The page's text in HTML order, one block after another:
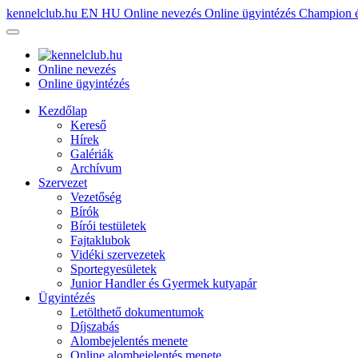
kennelclub.hu EN HU Online nevezés Online ügyintézés Champion
Online nevezés
Online ügyintézés
Kezdőlap
Kereső
Hírek
Galériák
Archívum
Szervezet
Vezetőség
Bírók
Bírói testületek
Fajtaklubok
Vidéki szervezetek
Sportegyesületek
Junior Handler és Gyermek kutyapár
Ügyintézés
Letölthető dokumentumok
Díjszabás
Alombejelentés menete
Online alombejelentés menete